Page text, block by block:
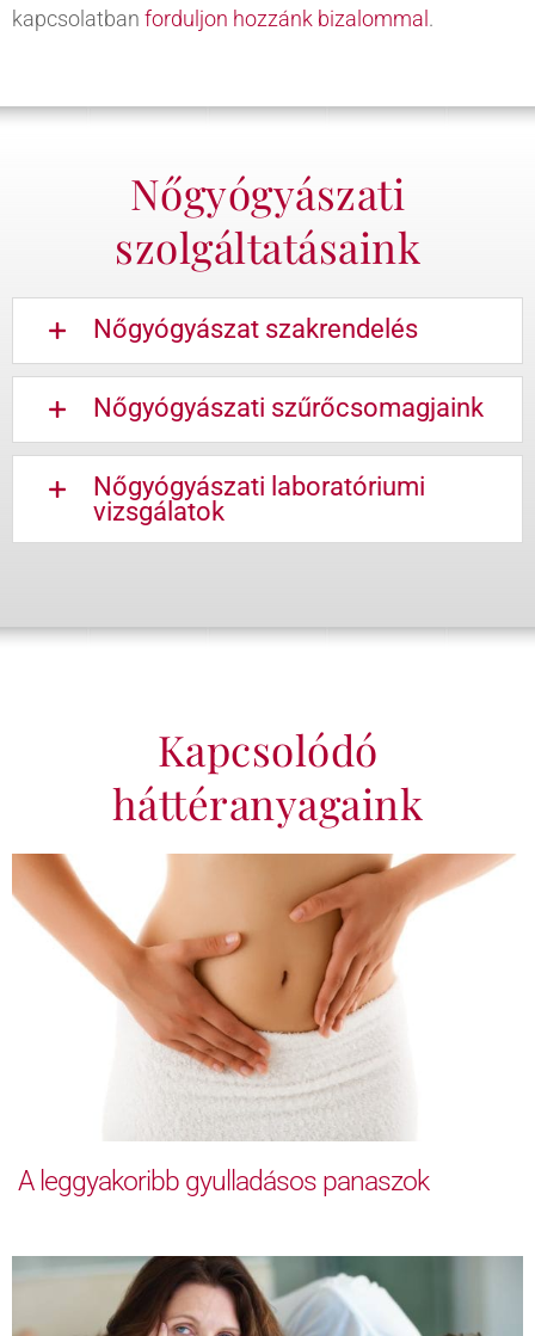
kapcsolatban forduljon hozzánk bizalommal.
Nőgyógyászati
szolgáltatásaink
Nőgyógyászat szakrendelés
Nőgyógyászati szűrőcsomagjaink
Nőgyógyászati laboratóriumi
vizsgálatok
Kapcsolódó
háttéranyagaink
A leggyakoribb gyulladásos panaszok